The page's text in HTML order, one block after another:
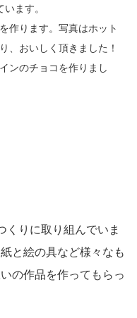
ます。
作ります。写真はホット
、おいしく頂きました！
ンのチョコを作りまし
くりに取り組んでいま
と絵の具など様々なも
の作品を作ってもらっ